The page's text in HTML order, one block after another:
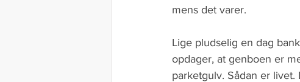
mens det varer.
Lige pludselig en dag
opdager, at genboen er
parketgulv. Sådan er